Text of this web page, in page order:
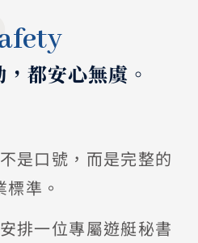
都安心無虞。
是口號，而是完整的
標準。
排一位專屬遊艇秘書